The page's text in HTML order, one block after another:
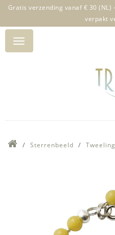
Gratis verzending vanaf € 30
verpakt
Sterrenbeeld